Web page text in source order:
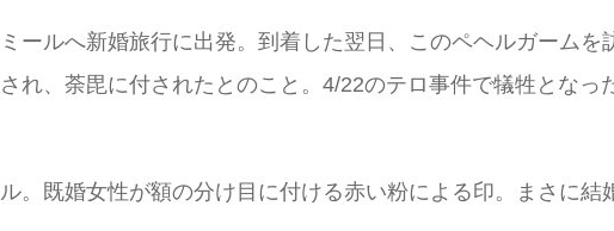
ールへ新婚旅行に出発。到着した翌日、このペヘルガームを
れ、荼毘に付されたとのこと。4/22のテロ事件で犠牲となっ
。既婚女性が額の分け目に付ける赤い粉による印。まさに結